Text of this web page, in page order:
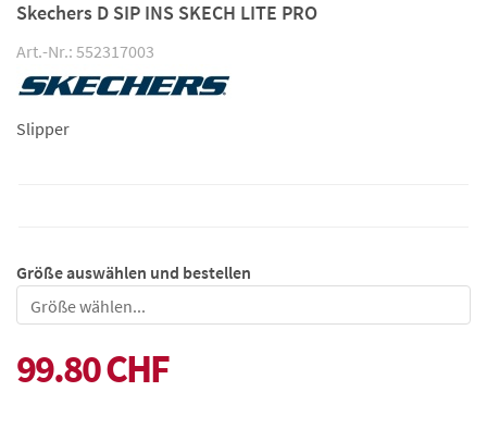
Skechers D SIP INS SKECH LITE PRO
Art.-Nr.: 552317003
Slipper
Größe auswählen und bestellen
Größe
99.80 CHF